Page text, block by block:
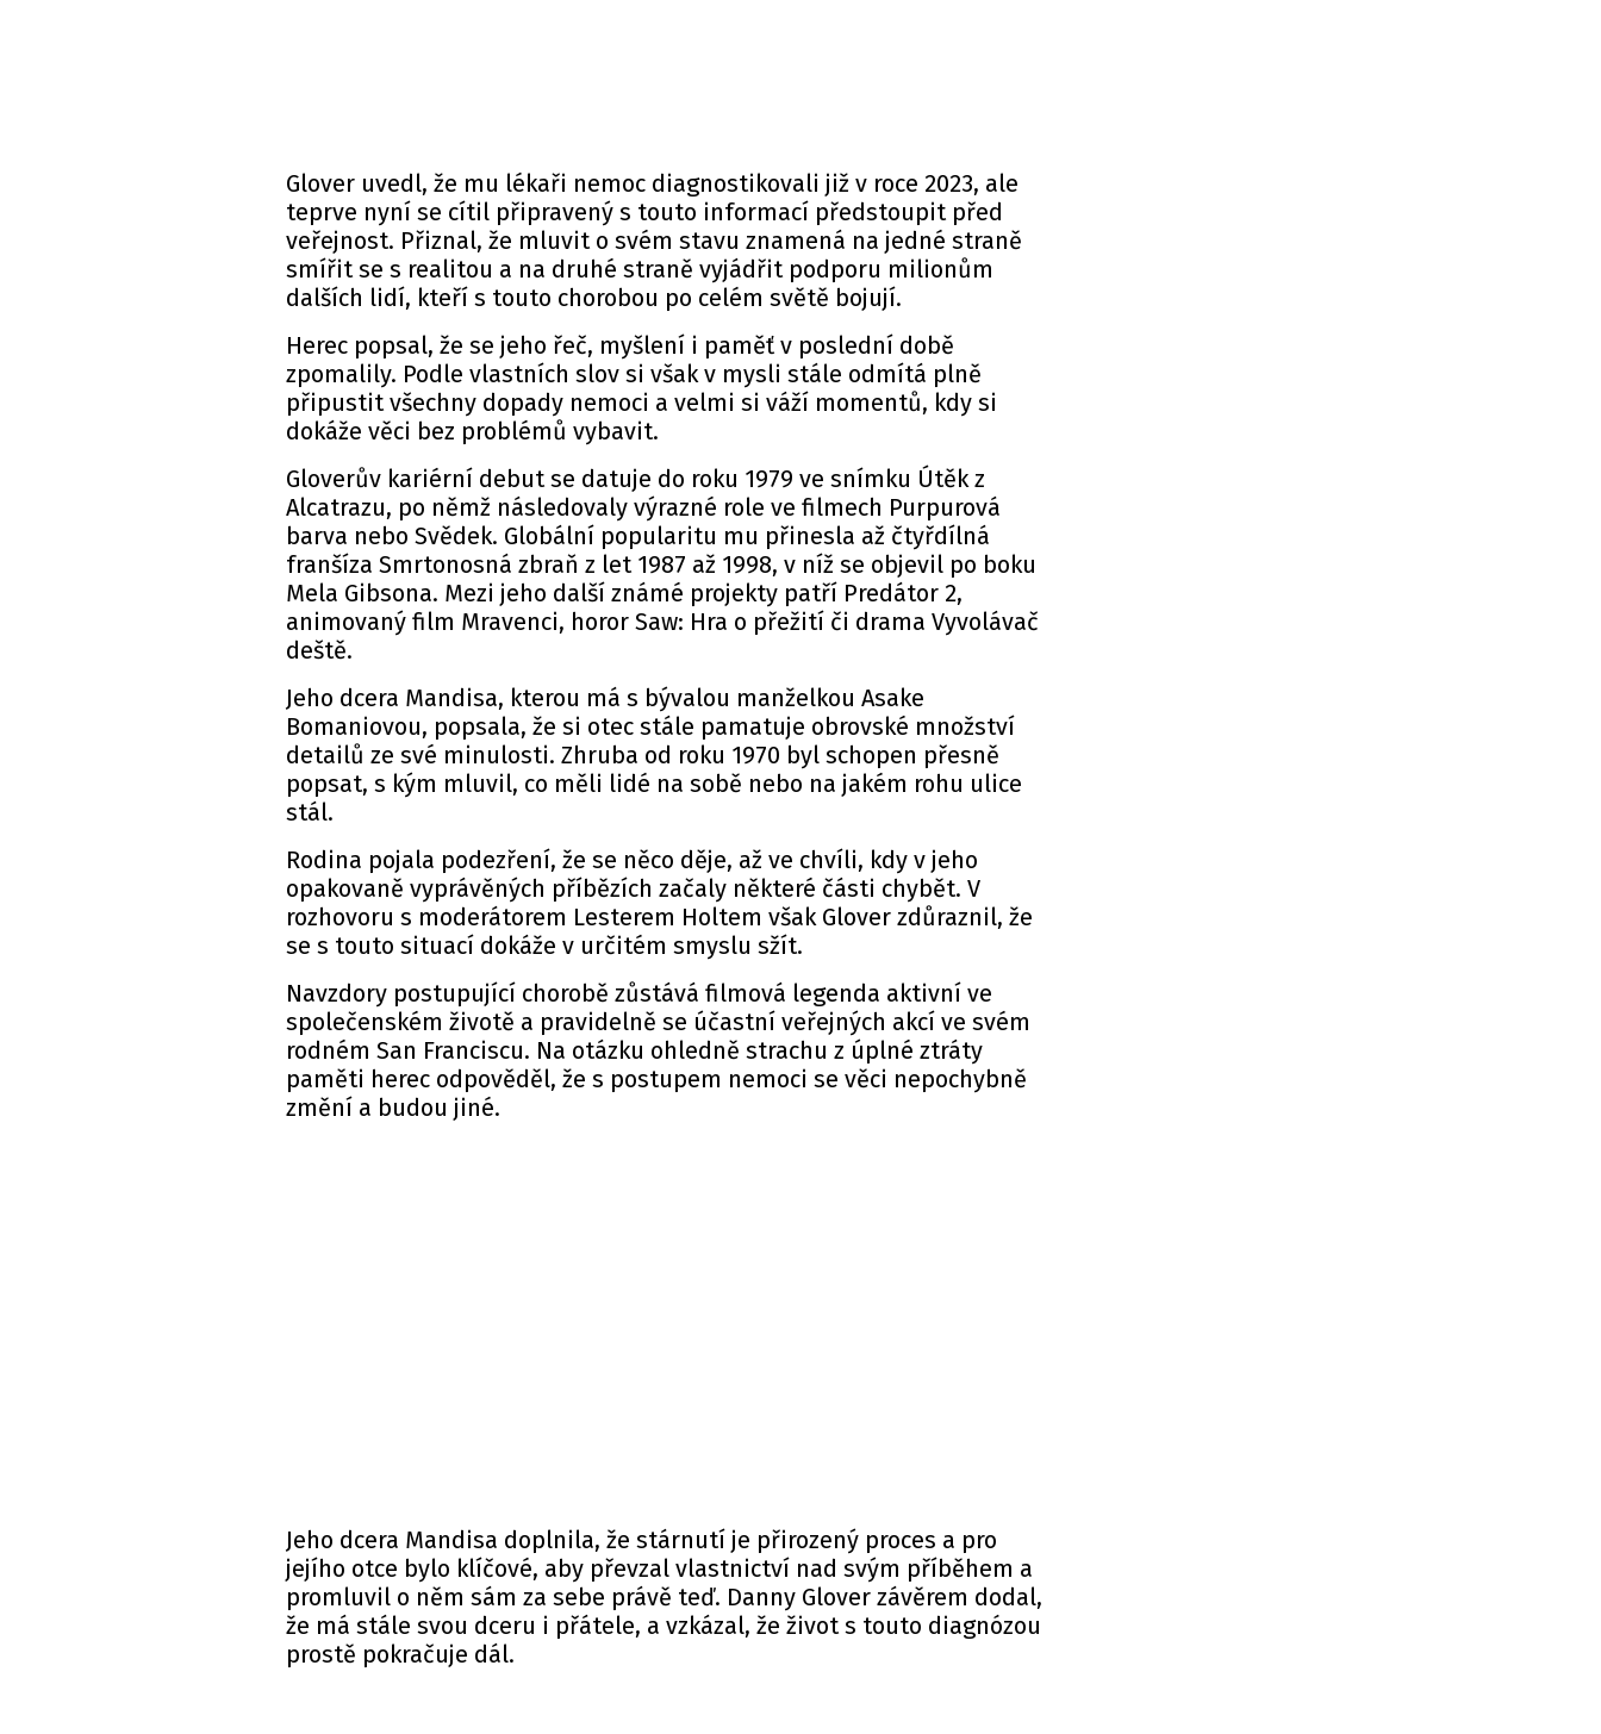
Glover uvedl, že mu lékaři nemoc diagnostikovali již v roce 2023, ale
teprve nyní se cítil připravený s touto informací předstoupit před
veřejnost. Přiznal, že mluvit o svém stavu znamená na jedné straně
smířit se s realitou a na druhé straně vyjádřit podporu milionům
dalších lidí, kteří s touto chorobou po celém světě bojují.
Herec popsal, že se jeho řeč, myšlení i paměť v poslední době
zpomalily. Podle vlastních slov si však v mysli stále odmítá plně
připustit všechny dopady nemoci a velmi si váží momentů, kdy si
dokáže věci bez problémů vybavit.
Gloverův kariérní debut se datuje do roku 1979 ve snímku Útěk z
Alcatrazu, po němž následovaly výrazné role ve filmech Purpurová
barva nebo Svědek. Globální popularitu mu přinesla až čtyřdílná
franšíza Smrtonosná zbraň z let 1987 až 1998, v níž se objevil po boku
Mela Gibsona. Mezi jeho další známé projekty patří Predátor 2,
animovaný film Mravenci, horor Saw: Hra o přežití či drama Vyvolávač
deště.
Jeho dcera Mandisa, kterou má s bývalou manželkou Asake
Bomaniovou, popsala, že si otec stále pamatuje obrovské množství
detailů ze své minulosti. Zhruba od roku 1970 byl schopen přesně
popsat, s kým mluvil, co měli lidé na sobě nebo na jakém rohu ulice
stál.
Rodina pojala podezření, že se něco děje, až ve chvíli, kdy v jeho
opakovaně vyprávěných příbězích začaly některé části chybět. V
rozhovoru s moderátorem Lesterem Holtem však Glover zdůraznil, že
se s touto situací dokáže v určitém smyslu sžít.
Navzdory postupující chorobě zůstává filmová legenda aktivní ve
společenském životě a pravidelně se účastní veřejných akcí ve svém
rodném San Franciscu. Na otázku ohledně strachu z úplné ztráty
paměti herec odpověděl, že s postupem nemoci se věci nepochybně
změní a budou jiné.
Jeho dcera Mandisa doplnila, že stárnutí je přirozený proces a pro
jejího otce bylo klíčové, aby převzal vlastnictví nad svým příběhem a
promluvil o něm sám za sebe právě teď. Danny Glover závěrem dodal,
že má stále svou dceru i přátele, a vzkázal, že život s touto diagnózou
prostě pokračuje dál.